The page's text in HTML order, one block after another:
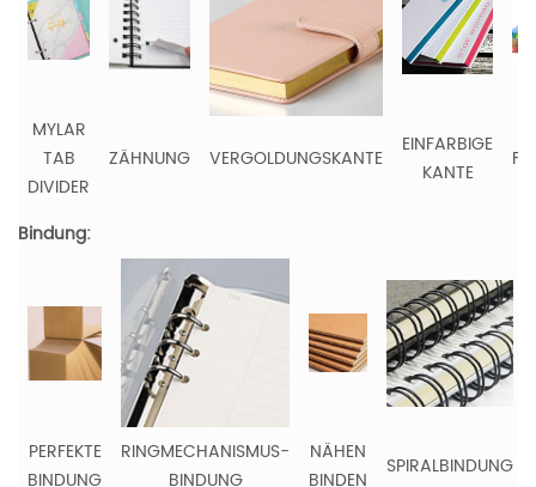
MYLAR
TAB
DIVIDER
ZÄHNUNG VERGOLDUNGSKANTE
EINFARBIGE
KANTE
Bindung:
PERFEKTE
BINDUNG
RINGMECHANISMUS-
BINDUNG
NÄHEN
BINDEN
SPIRALBINDUNG